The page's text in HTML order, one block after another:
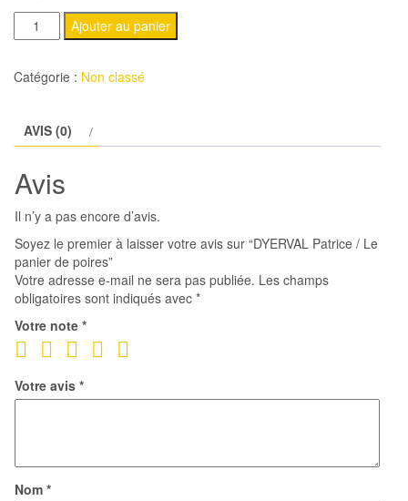
quantité
de
Patrice
Le
de
Ajouter au panier
Catégorie : Non classé
AVIS (0)
Avis
Il n’y a pas encore d’avis.
Soyez le premier à laisser votre avis sur “DYERVAL Patrice / Le
panier de poires”
Votre adresse e-mail ne sera pas publiée. Les champs
obligatoires sont indiqués avec *
Votre note *
Votre avis *
Nom *